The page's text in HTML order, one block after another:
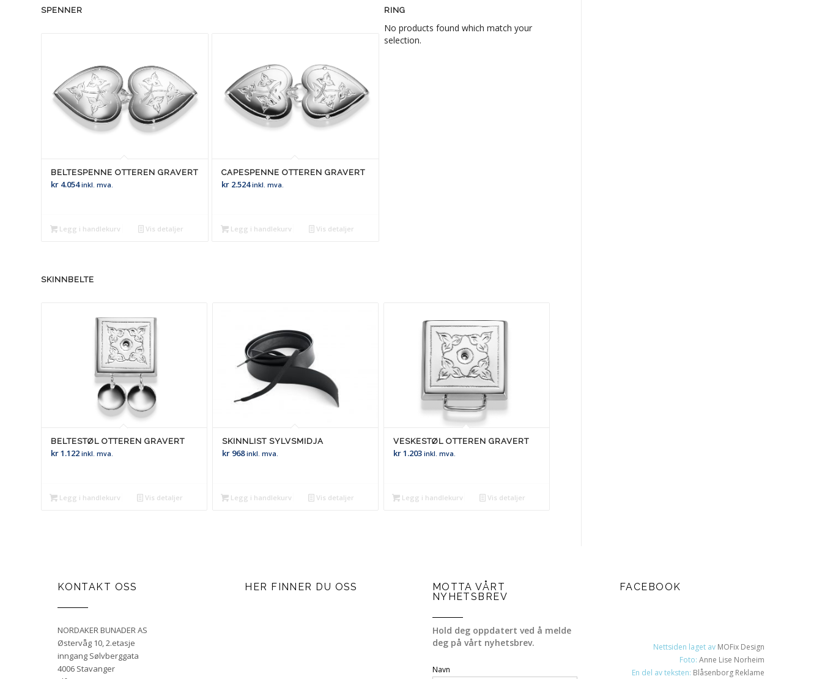
SPENNER
BELTESPENNE OTTEREN GRAVERT
kr 4.054 inkl. mva.
Legg i handlekurv Vis detaljer
CAPESPENNE OTTEREN GRAVERT
kr 2.524 inkl. mva.
Legg i handlekurv Vis detaljer
RING
No products found which match your
selection.
SKINNBELTE
BELTESTØL OTTEREN GRAVERT
kr1.122 inkl. mva.
Legg i handlekurv Vis detaljer
SKINNLIST SYLVSMIDJA
kr968 inkl. mva.
Legg i handlekurv Vis detaljer
VESKESTØL OTTEREN GRAVERT
kr1.203 inkl. mva.
Legg i handlekurv Vis detaljer
KONTAKT OSS
NORDAKER BUNADER AS
Østervåg 10, 2.etasje
inngang Sølvberggata
4006 Stavanger
HER FINNER DU OSS
MOTTA VÅRT
NYHETSBREV
Hold deg oppdatert ved å melde
deg på vårt nyhetsbrev.
Navn
FACEBOOK
Nettsiden laget av MOFix Design
Foto: Anne Lise Norheim
En del av teksten: Blåsenborg Reklame